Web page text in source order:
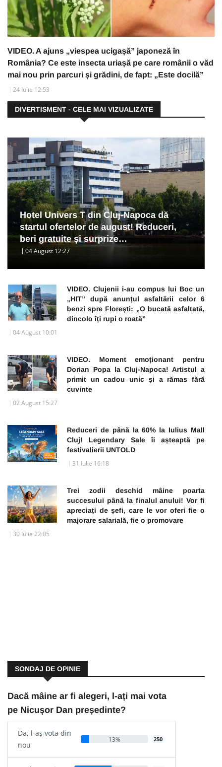
VIDEO. A ajuns „viespea ucigașă” japoneză în
România? Ce este insecta uriașă pe care românii o văd
mai nou prin parcuri și grădini, de fapt: „Este docilă”
24 Iulie 12:53
DIVERTISMENT - CELE MAI VIZUALIZATE
Hotel Univers T din Cluj-Napoca dă
startul ofertelor de august! Reduceri,
beri gratuite și surprize…
04 August 12:27
VIDEO. Clujenii i-au compus lui Boc un
„HIT” după anunțul asfaltării celor 6
benzi spre Florești: „O bucată asfaltată,
dincolo îți rupi o roată”
04 August 10:01
VIDEO. Moment emoționant pentru
Dorian Popa la Cluj-Napoca! Artistul a
primit un cadou unic și a rămas fără
cuvinte
02 August 15:27
Reduceri de până la 60% la Iulius Mall
Cluj! Legendary Sale îi așteaptă pe
festivalierii UNTOLD
31 Iulie 16:18
Trei zodii deschid mâine poarta
succesului până la finalul anului! Vor fi
apreciați de șefi, care le vor oferi fie o
majorare salarială, fie o promovare
30 Iulie 22:05
SONDAJ DE OPINIE
Dacă mâine ar fi alegeri, l-ați mai vota
pe Nicușor Dan președinte?
Da, l-aș vota din
nou
13% 250